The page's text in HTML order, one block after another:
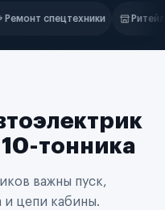
сети Управляющие
тонника
важны пуск,
и цепи кабины.